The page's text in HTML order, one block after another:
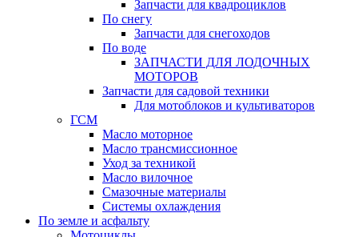
Запчасти для квадроциклов
По снегу
Запчасти для снегоходов
По воде
ЗАПЧАСТИ ДЛЯ ЛОДОЧНЫХ
МОТОРОВ
Запчасти для садовой техники
Для мотоблоков и культиваторов
ГСМ
Масло моторное
Масло трансмиссионное
Уход за техникой
Масло вилочное
Смазочные материалы
Системы охлаждения
По земле и асфальту